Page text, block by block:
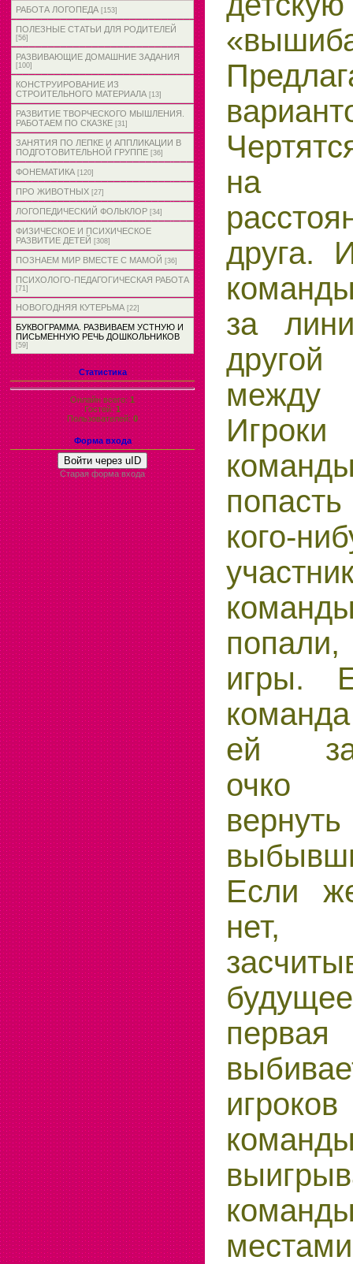
РАБОТА ЛОГОПЕДА [153]
ПОЛЕЗНЫЕ СТАТЬИ ДЛЯ РОДИТЕЛЕЙ
[56]
РАЗВИВАЮЩИЕ ДОМАШНИЕ ЗАДАНИЯ
[100]
КОНСТРУИРОВАНИЕ ИЗ
СТРОИТЕЛЬНОГО МАТЕРИАЛА [13]
РАЗВИТИЕ ТВОРЧЕСКОГО МЫШЛЕНИЯ.
РАБОТАЕМ ПО СКАЗКЕ [31]
ЗАНЯТИЯ ПО ЛЕПКЕ И АППЛИКАЦИИ В
ПОДГОТОВИТЕЛЬНОЙ ГРУППЕ [36]
ФОНЕМАТИКА [120]
ПРО ЖИВОТНЫХ [27]
ЛОГОПЕДИЧЕСКИЙ ФОЛЬКЛОР [34]
ФИЗИЧЕСКОЕ И ПСИХИЧЕСКОЕ
РАЗВИТИЕ ДЕТЕЙ [308]
ПОЗНАЕМ МИР ВМЕСТЕ С МАМОЙ [36]
ПСИХОЛОГО-ПЕДАГОГИЧЕСКАЯ РАБОТА
[71]
НОВОГОДНЯЯ КУТЕРЬМА [22]
БУКВОГРАММА. РАЗВИВАЕМ УСТНУЮ И
ПИСЬМЕННУЮ РЕЧЬ ДОШКОЛЬНИКОВ
[59]
Статистика
Онлайн всего:1
Гостей:1
Пользователей:0
Форма входа
Войти через uID
Старая форма входа
на
друга.
за
кого-
игры.
ей
очко
Если
нет,